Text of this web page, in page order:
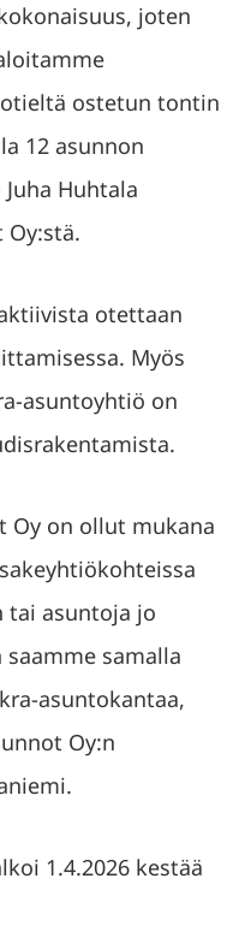
joten
ostetun tontin
12 asunnon
Huhtala
Oy:stä.
otettaan
Myös
asuntoyhtiö on
Oy on ollut mukana
tai asuntoja jo
samalla
asuntokantaa,
Oy:n
1.4.2026 kestää